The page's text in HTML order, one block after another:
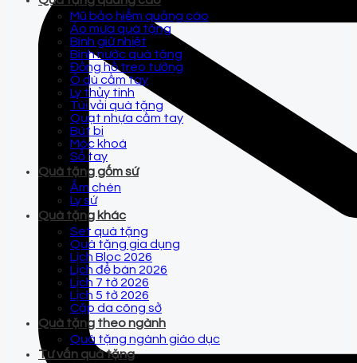
Mũ bảo hiểm quảng cáo
Áo mưa quà tặng
Bình giữ nhiệt
Bình nước quà tặng
Đồng hồ treo tường
Ô dù cầm tay
Ly thủy tinh
Túi vải quà tặng
Quạt nhựa cầm tay
Bút bi
Móc khoá
Sổ tay
Quà tặng gốm sứ
Ấm chén
Ly sứ
Quà tặng khác
Set quà tặng
Quà tặng gia dụng
Lịch Bloc 2026
Lịch để bàn 2026
Lịch 7 tờ 2026
Lịch 5 tờ 2026
Cặp da công sở
Quà tặng theo ngành
Quà tặng ngành giáo dục
Tư vấn quà tặng